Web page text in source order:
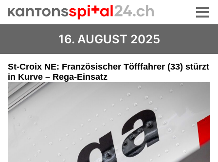
16. AUGUST 2025
St-Croix NE: Französischer Töfffahrer (33) stürzt
in Kurve – Rega-Einsatz